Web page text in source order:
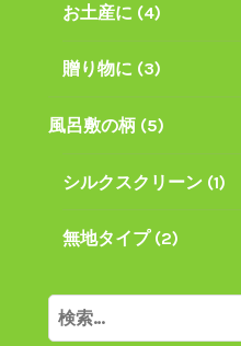
お土産に (4)
贈り物に (3)
風呂敷の柄 (5)
シルクスクリーン(1)
無地タイプ(2)
検
索: